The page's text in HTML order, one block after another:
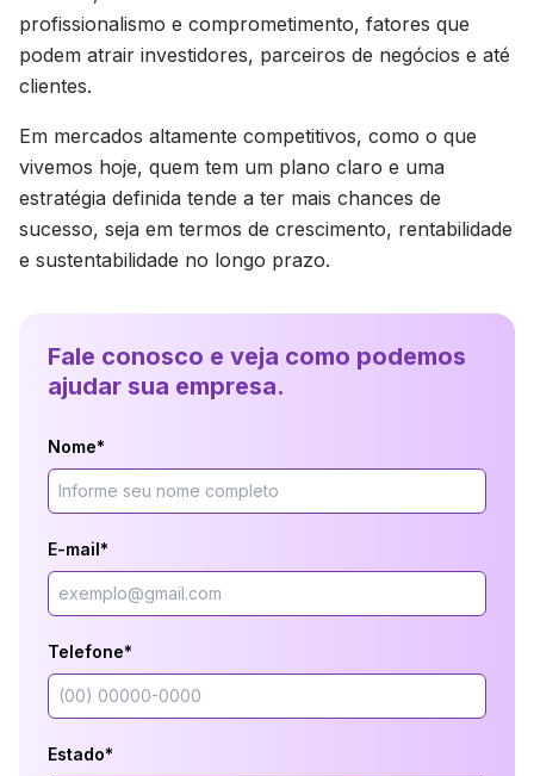
profissionalismo e comprometimento, fatores que
podem atrair investidores, parceiros de negócios e até
clientes.
Em mercados altamente competitivos, como o que
vivemos hoje, quem tem um plano claro e uma
estratégia definida tende a ter mais chances de
sucesso, seja em termos de crescimento, rentabilidade
e sustentabilidade no longo prazo.
Fale conosco e veja como podemos
ajudar sua empresa.
Nome*
E-mail*
Telefone*
Estado*